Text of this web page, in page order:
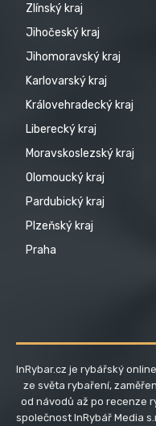
Zlínský kraj
Jihočeský kraj
Jihomoravský kraj
Karlovarský kraj
Královehradecký kraj
Liberecký kraj
Moravskoslezský kraj
Olomoucký kraj
Pardubický kraj
Plzeňský kraj
Praha
InRybar.cz je rybářský
ze světa rybaření,
od návodů až po recenze
společnost InRybář Media